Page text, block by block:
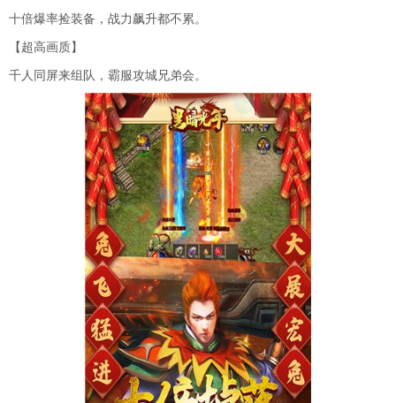
十倍爆率捡装备，战力飙升都不累。
【超高画质】
千人同屏来组队，霸服攻城兄弟会。